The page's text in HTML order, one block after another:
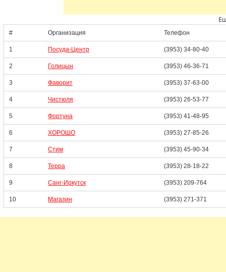
# Организация Телефон
1 Посуда-Центр (3953) 34-80-40
2 Голицын (3953) 46-36-71
3 Фаворит (3953) 37-63-00
4 Чистюля (3953) 26-53-77
5 Фортуна (3953) 41-48-95
6 ХОРОШО (3953) 27-85-26
7 Стим (3953) 45-90-34
8 Терра (3953) 28-18-22
9 Санг-Иркутск (3953) 209-764
10 Магазин (3953) 271-371